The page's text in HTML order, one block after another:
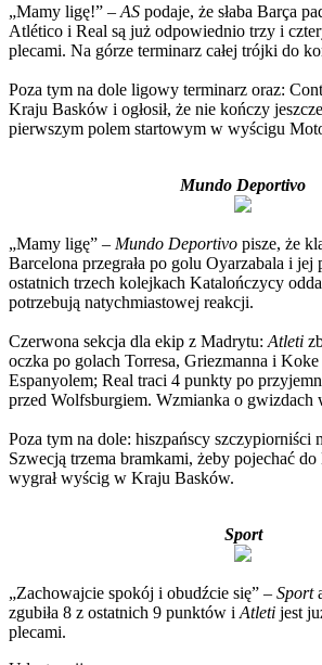
„Mamy ligę!” – AS podaje, że słaba Barça
Atlético i Real są już odpowiednio trzy i
plecami. Na górze terminarz całej trójki do
Poza tym na dole ligowy terminarz oraz:
Kraju Basków i ogłosił, że nie kończy
pierwszym polem startowym w wyścigu
Mundo Deportivo
„Mamy ligę” – Mundo Deportivo pisze, że
Barcelona przegrała po golu Oyarzabala i jej
ostatnich trzech kolejkach Katalończycy
potrzebują natychmiastowej reakcji.
Czerwona sekcja dla ekip z Madrytu: Atleti
oczka po golach Torresa, Griezmanna i
Espanyolem; Real traci 4 punkty po
przed Wolfsburgiem. Wzmianka o gwizdach
Poza tym na dole: hiszpańscy szczypiorniści
Szwecją trzema bramkami, żeby pojechać
wygrał wyścig w Kraju Basków.
Sport
„Zachowajcie spokój i obudźcie się” – Sport
zgubiła 8 z ostatnich 9 punktów i Atleti jest
plecami.